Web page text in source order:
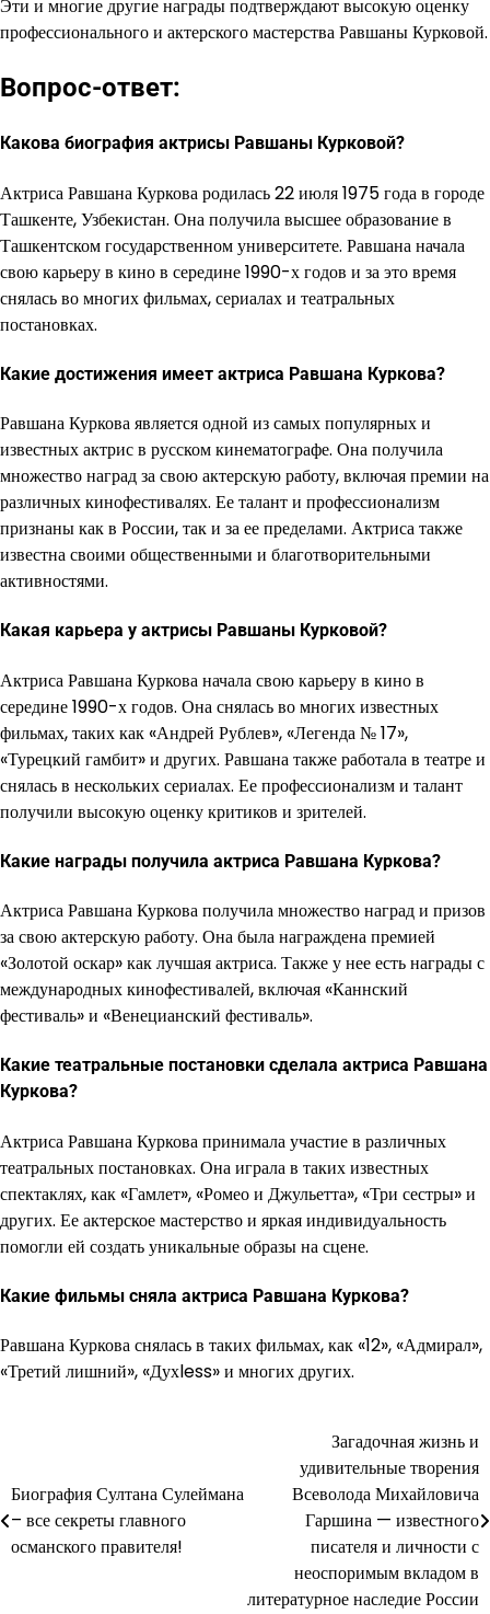
Эти и многие другие награды подтверждают высокую оценку
профессионального и актерского мастерства Равшаны Курковой.
Вопрос-ответ:
Какова биография актрисы Равшаны Курковой?
Актриса Равшана Куркова родилась 22 июля 1975 года в городе
Ташкенте, Узбекистан. Она получила высшее образование в
Ташкентском государственном университете. Равшана начала
свою карьеру в кино в середине 1990-х годов и за это время
снялась во многих фильмах, сериалах и театральных
постановках.
Какие достижения имеет актриса Равшана Куркова?
Равшана Куркова является одной из самых популярных и
известных актрис в русском кинематографе. Она получила
множество наград за свою актерскую работу, включая премии на
различных кинофестивалях. Ее талант и профессионализм
признаны как в России, так и за ее пределами. Актриса также
известна своими общественными и благотворительными
активностями.
Какая карьера у актрисы Равшаны Курковой?
Актриса Равшана Куркова начала свою карьеру в кино в
середине 1990-х годов. Она снялась во многих известных
фильмах, таких как «Андрей Рублев», «Легенда № 17»,
«Турецкий гамбит» и других. Равшана также работала в театре и
снялась в нескольких сериалах. Ее профессионализм и талант
получили высокую оценку критиков и зрителей.
Какие награды получила актриса Равшана Куркова?
Актриса Равшана Куркова получила множество наград и призов
за свою актерскую работу. Она была награждена премией
«Золотой оскар» как лучшая актриса. Также у нее есть награды с
международных кинофестивалей, включая «Каннский
фестиваль» и «Венецианский фестиваль».
Какие театральные постановки сделала актриса Равшана
Куркова?
Актриса Равшана Куркова принимала участие в различных
театральных постановках. Она играла в таких известных
спектаклях, как «Гамлет», «Ромео и Джульетта», «Три сестры» и
других. Ее актерское мастерство и яркая индивидуальность
помогли ей создать уникальные образы на сцене.
Какие фильмы сняла актриса Равшана Куркова?
Равшана Куркова снялась в таких фильмах, как «12», «Адмирал»,
«Третий лишний», «Духless» и многих других.
по
записям
Биография Султана Сулеймана
– все секреты главного
османского правителя!
Загадочная жизнь и
удивительные творения
Всеволода Михайловича
Гаршина — известного
писателя и личности с
неоспоримым вкладом в
литературное наследие России